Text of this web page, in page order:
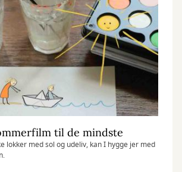
til de mindste
lokker med sol og udeliv, kan I hygge jer med